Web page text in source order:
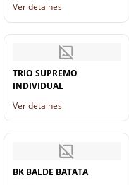
Ver detalhes
TRIO SUPREMO
INDIVIDUAL
Ver detalhes
BK BALDE BATATA